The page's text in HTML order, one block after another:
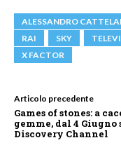
ALESSANDRO
RAI
SKY
X FACTOR
Articolo precedente
Games of stones: a
gemme, dal 4 Giugno
Discovery Channel